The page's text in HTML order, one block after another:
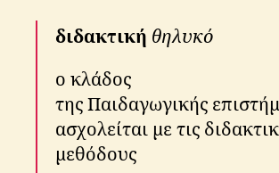
διδακτική θηλυκό
ο κλάδος
της Παιδαγωγικής
ασχολείται με τις
μεθόδους